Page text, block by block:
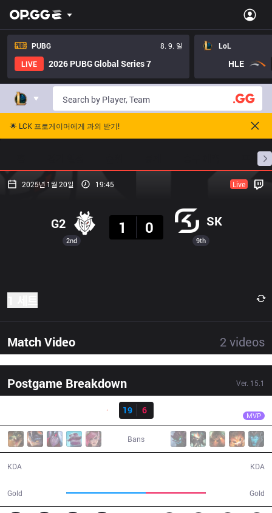
PUBG
8. 9. 일
LIVE
2026 PUBG Global Series 7
LoL
HLE
🌟 LCK 프로게이머에게 과외 받기!
프로빌
2025년 1월 20일 19:45 Live
2nd
G2
1
0 SK
9th
Match Video 2 videos
Postgame Breakdown Ver. 15.1
19
6 MVP
Bans
KDA
Gold Gold
KDA